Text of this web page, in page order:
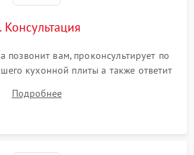
Консультация
позвонит вам, проконсультирует по
кухонной плиты а также ответит
Подробнее